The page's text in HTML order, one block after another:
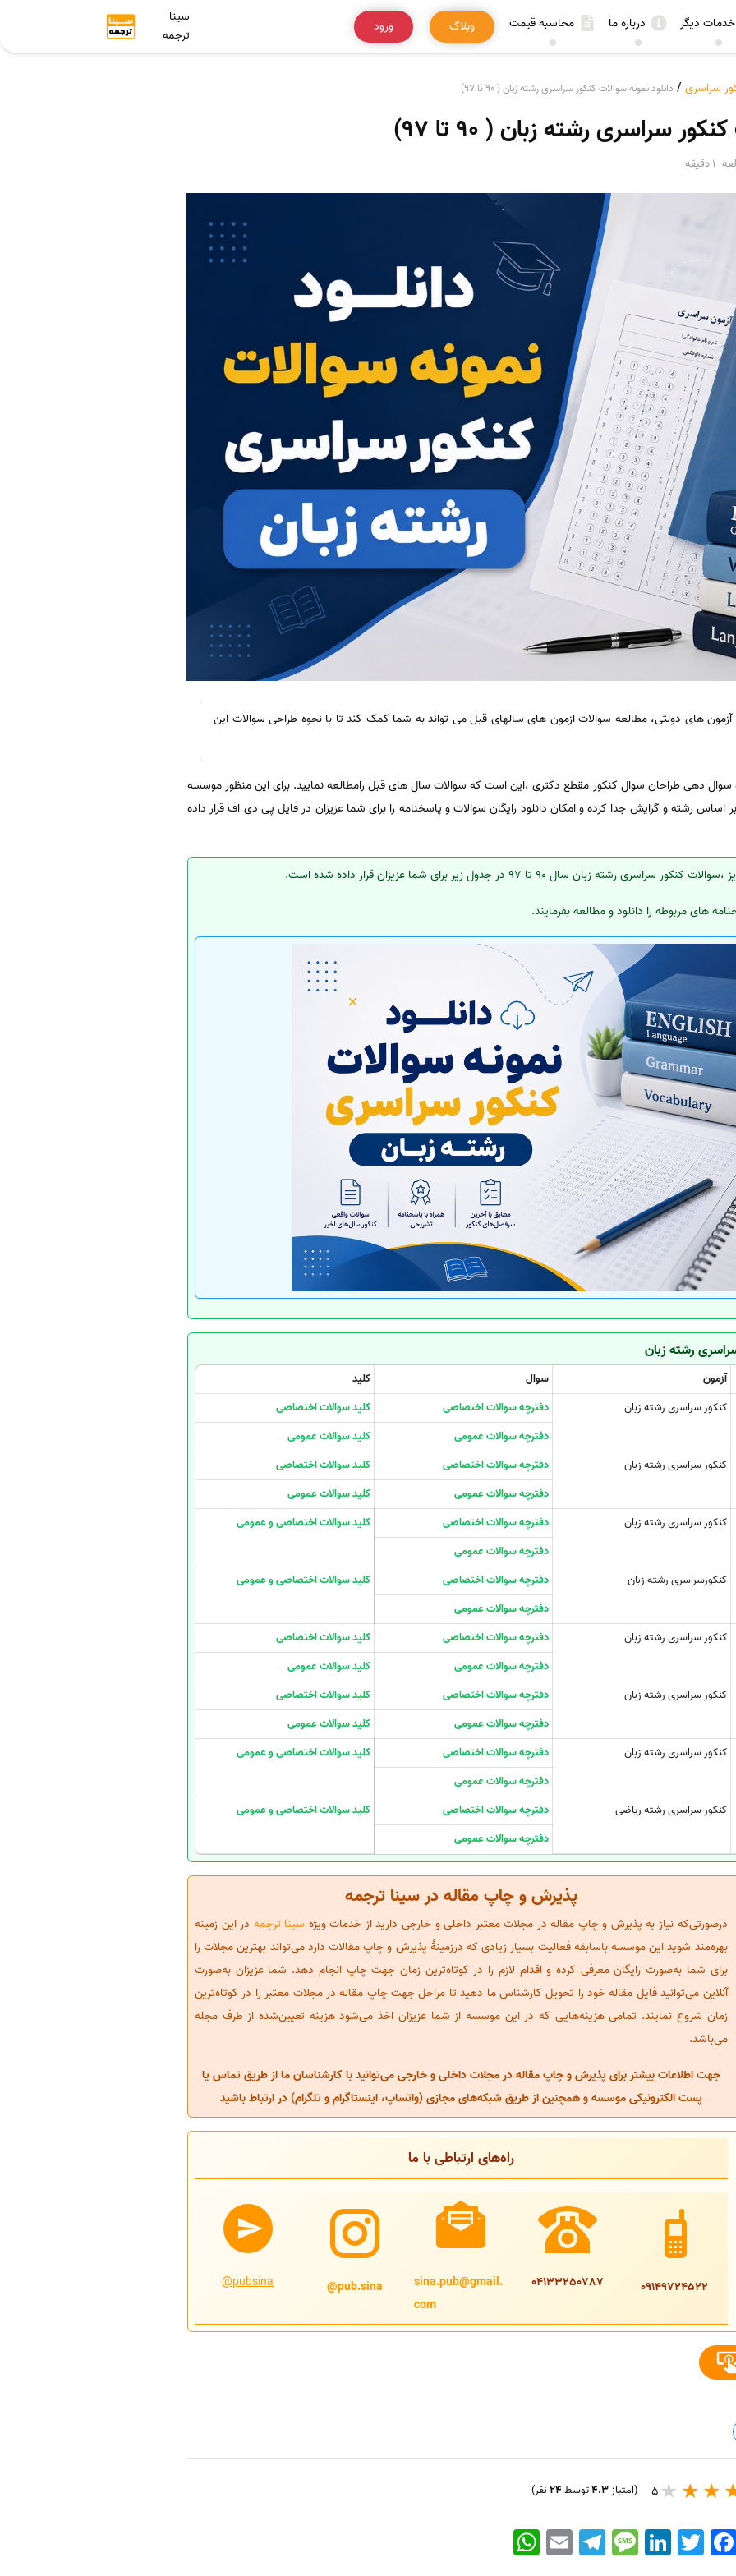
خدمات دیگر درباره ما محاسبه قیمت وبلاگ ورود
سینا
ترجمه
سراسری / دانلود نمونه سوالات کنکور سراسری رشته زبان ( 90 تا 97)
سراسری رشته زبان ( 90 تا 97)
1 دقیقه
آزمون های دولتی، مطالعه سوالات ازمون های سالهای قبل می تواند به شما کمک کند تا با نحوه طراحی سوالات این
سوال دهی طراحان سوال کنکور مقطع دکتری ،این است که سوالات سال های قبل رامطالعه نمایید. برای این منظور موسسه
رشته و گرایش جدا کرده و امکان دانلود رایگان سوالات و پاسخنامه را برای شما عزیزان در فایل پی دی اف قرار داده
زبان سال 90 تا 97 در جدول زیر برای شما عزیزان قرار داده شده است.
های مربوطه را دانلود و مطالعه بفرمایند.
رشته زبان
آزمون سوال
کلید
کنکور سراسری رشته زبان دفترچه سوالات اختصاصی
کلید سوالات اختصاصی
دفترچه سوالات عمومی
کلید سوالات عمومی
کنکور سراسری رشته زبان دفترچه سوالات اختصاصی
کلید سوالات اختصاصی
دفترچه سوالات عمومی
کلید سوالات عمومی
کنکور سراسری رشته زبان دفترچه سوالات اختصاصی
کلید سوالات اختصاصی و عمومی
دفترچه سوالات عمومی
کنکورسراسری رشته زبان دفترچه سوالات اختصاصی
کلید سوالات اختصاصی و عمومی
دفترچه سوالات عمومی
کنکور سراسری رشته زبان دفترچه سوالات اختصاصی
کلید سوالات اختصاصی
دفترچه سوالات عمومی
کلید سوالات عمومی
کنکور سراسری رشته زبان دفترچه سوالات اختصاصی
کلید سوالات اختصاصی
دفترچه سوالات عمومی
کلید سوالات عمومی
کنکور سراسری رشته زبان دفترچه سوالات اختصاصی
کلید سوالات اختصاصی و عمومی
دفترچه سوالات عمومی
کنکور سراسری رشته ریاضی دفترچه سوالات اختصاصی
کلید سوالات اختصاصی و عمومی
دفترچه سوالات عمومی
پذیرش و چاپ مقاله در سینا ترجمه
درصورتی‌که نیاز به پذیرش و چاپ مقاله در مجلات معتبر داخلی و خارجی دارید از خدمات ویژه سینا ترجمه در این زمینه
بهره‌مند شوید این موسسه باسابقه فعالیت بسیار زیادی که درزمینهٔ پذیرش و چاپ مقالات دارد می‌تواند بهترین مجلات را
برای شما به‌صورت رایگان معرفی کرده و اقدام لازم را در کوتاه‌ترین زمان جهت چاپ انجام دهد. شما عزیزان به‌صورت
آنلاین می‌توانید فایل مقاله خود را تحویل کارشناس ما دهید تا مراحل جهت چاپ مقاله در مجلات معتبر را در کوتاه‌ترین
زمان شروع نمایند. تمامی هزینه‌هایی که در این موسسه از شما عزیزان اخذ می‌شود هزینه تعیین‌شده از طرف مجله
می‌باشد.
جهت اطلاعات بیشتر برای پذیرش و چاپ مقاله در مجلات داخلی و خارجی می‌توانید با کارشناسان ما از طریق تماس یا
پست الکترونیکی موسسه و همچنین از طریق شبکه‌های مجازی (واتساپ، اینستاگرام و تلگرام) در ارتباط باشید
راه‌های ارتباطی با ما
09149724522
04133250787
sina.pub@gmail.
com
pub.sina@
@pubsina
5 (امتیاز4.3توسط24نفر)
WhatsApp EmailTelegramMessageLinkedIn TwitterFacebook